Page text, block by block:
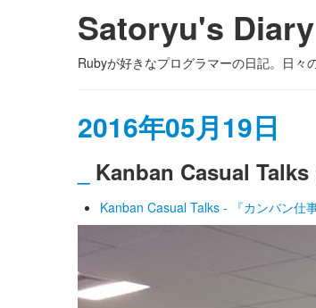
Satoryu's Diary
Rubyが好きなプログラマーの日記。日々
2016年05月19日
Kanban Casual
Kanban Casual Talks - 『カンバン仕